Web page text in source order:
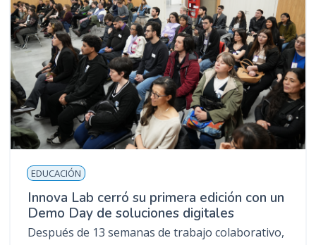
EDUCACIÓN
Innova Lab cerró su primera edición con un
Demo Day de soluciones digitales
Después de 13 semanas de trabajo colaborativo,